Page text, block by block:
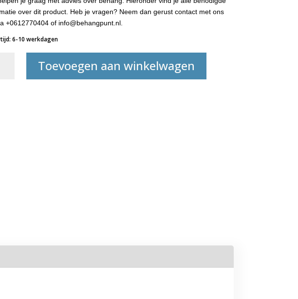
over dit product. Heb je vragen? Neem dan gerust contact met ons
+0612770404 of info@behangpunt.nl.
6-10 werkdagen
Toevoegen aan winkelwagen